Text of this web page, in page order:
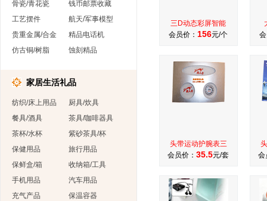
骨瓷/青花瓷
钱币邮票收藏
工艺摆件
航天/军事模型
贵重金属/合金
精品电话机
仿古铜/树脂
蚀刻精品
家居生活礼品
纺织/床上用品
厨具/炊具
餐具/酒具
茶具/咖啡器具
茶杯/水杯
紫砂茶具/杯
保健用品
旅行用品
保鲜盒/箱
收纳箱/工具
手机用品
汽车用品
充气产品
保温容器
三D动态彩屏智能
会员价： 156元/个
头带运动护腕表三
会员价： 35.5元/套
会